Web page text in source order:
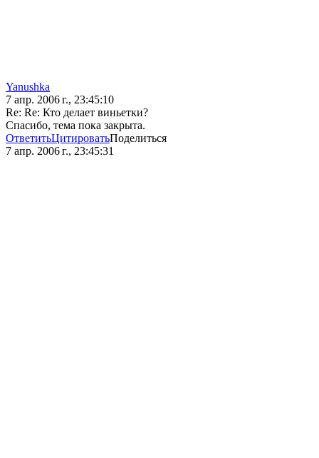
Yanushka
7 апр. 2006 г., 23:45:10
Re: Re: Кто делает виньетки?
Спасибо, тема пока закрыта.
ОтветитьЦитироватьПоделиться
7 апр. 2006 г., 23:45:31